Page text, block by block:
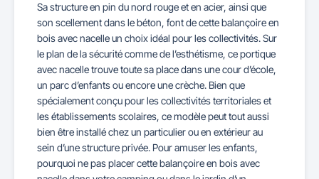
Sa structure en pin du nord rouge et en acier, ainsi que
son scellement dans le béton, font de cette balançoire en
bois avec nacelle un choix idéal pour les collectivités. Sur
le plan de la sécurité comme de l’esthétisme, ce portique
avec nacelle trouve toute sa place dans une cour d’école,
un parc d’enfants ou encore une crèche. Bien que
spécialement conçu pour les collectivités territoriales et
les établissements scolaires, ce modèle peut tout aussi
bien être installé chez un particulier ou en extérieur au
sein d’une structure privée. Pour amuser les enfants,
pourquoi ne pas placer cette balançoire en bois avec